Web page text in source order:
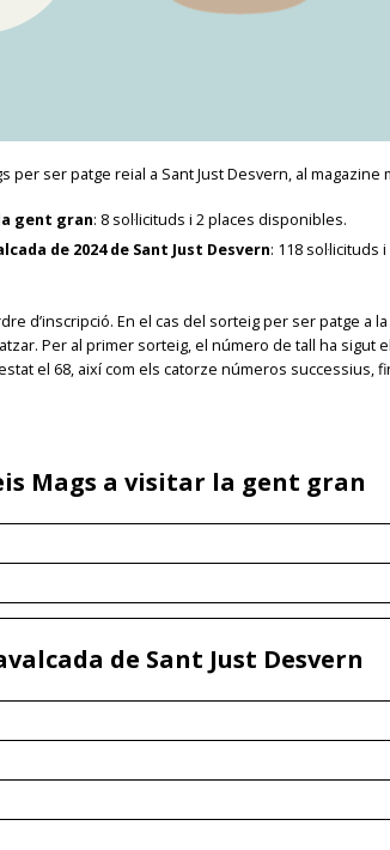
ser patge reial a Sant Just Desvern, al magazine
gent gran: 8 sol·licituds i 2 places disponibles.
de 2024 de Sant Just Desvern: 118
d’inscripció. En el cas del sorteig per ser patge a
Per al primer sorteig, el número de tall ha
el 68, així com els catorze números successius,
Mags a visitar la gent gran
de Sant Just Desvern